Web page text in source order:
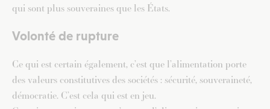
qui sont plus souveraines que les États.
Volonté de rupture
Ce qui est certain également, c’est que l’alimentation porte
des valeurs constitutives des sociétés : sécurité, souveraineté,
démocratie. C’est cela qui est en jeu.